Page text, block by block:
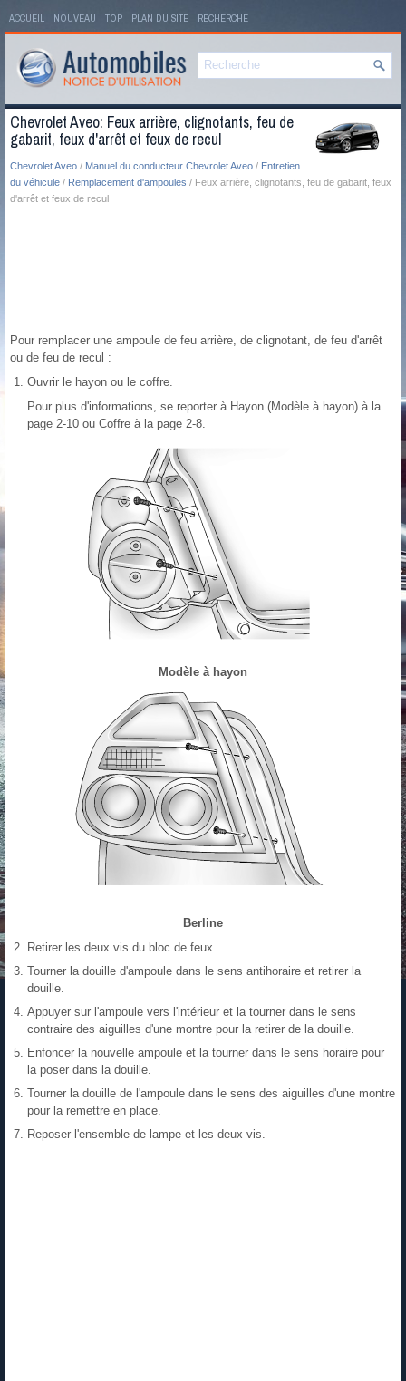
ACCUEIL NOUVEAU TOP PLAN DU SITE RECHERCHE
Chevrolet Aveo: Feux arrière, clignotants, feu de
gabarit, feux d'arrêt et feux de recul
Chevrolet Aveo / Manuel du conducteur Chevrolet Aveo / Entretien
du véhicule / Remplacement d'ampoules / Feux arrière, clignotants, feu de gabarit, feux
d'arrêt et feux de recul
Pour remplacer une ampoule de feu arrière, de clignotant, de feu d'arrêt
ou de feu de recul :
Ouvrir le hayon ou le coffre.
Pour plus d'informations, se reporter à Hayon (Modèle à hayon) à la
page 2‑10 ou Coffre à la page 2‑8.
Modèle à hayon
Berline
Retirer les deux vis du bloc de feux.
Tourner la douille d'ampoule dans le sens antihoraire et retirer la
douille.
Appuyer sur l'ampoule vers l'intérieur et la tourner dans le sens
contraire des aiguilles d'une montre pour la retirer de la douille.
Enfoncer la nouvelle ampoule et la tourner dans le sens horaire pour
la poser dans la douille.
Tourner la douille de l'ampoule dans le sens des aiguilles d'une montre
pour la remettre en place.
Reposer l'ensemble de lampe et les deux vis.